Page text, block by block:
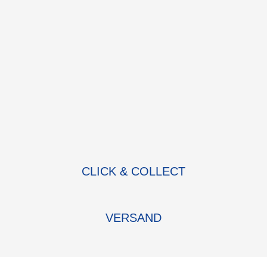
CLICK & COLLECT
VERSAND